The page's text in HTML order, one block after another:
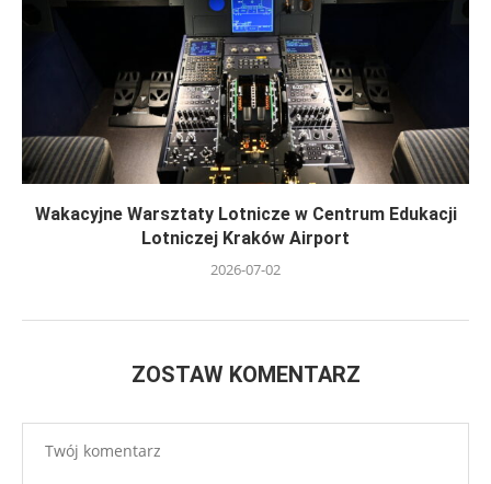
Wakacyjne Warsztaty Lotnicze w Centrum Edukacji
Lotniczej Kraków Airport
2026-07-02
ZOSTAW KOMENTARZ